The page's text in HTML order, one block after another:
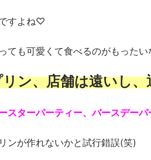
すよね♡
ても可愛くて食べるのがもったい
ン、店舗は遠いし
スターパーティー、バースデー
ンが作れないかと試行錯誤(笑)